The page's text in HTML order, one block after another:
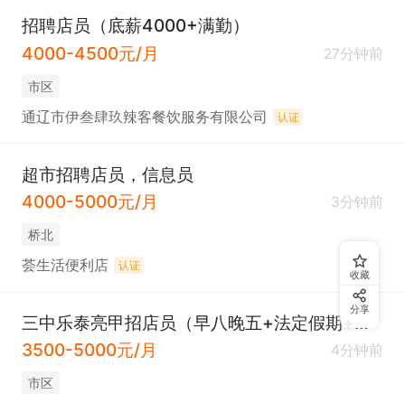
招聘店员（底薪4000+满勤）
4000-4500元/月
27分钟前
市区
通辽市伊叁肆玖辣客餐饮服务有限公司 认证
超市招聘店员，信息员
4000-5000元/月
3分钟前
桥北
荟生活便利店 认证
3500-5000元/月
4分钟前
市区
收藏
分享